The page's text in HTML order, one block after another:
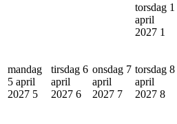
torsdag 1
april
2027 1
mandag
5 april
2027 5
tirsdag 6
april
2027 6
onsdag 7
april
2027 7
torsdag 8
april
2027 8